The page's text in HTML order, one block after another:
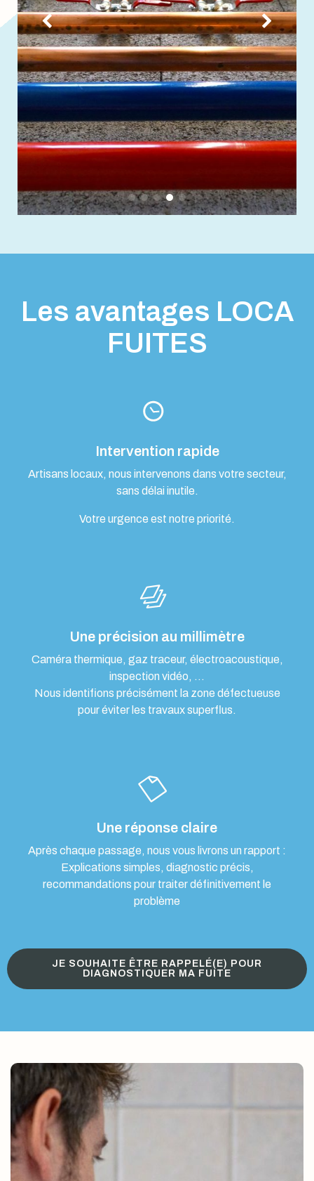
Les avantages LOCA
FUITES
Intervention rapide
Artisans locaux, nous intervenons dans votre secteur,
sans délai inutile.
Votre urgence est notre priorité.
Une précision au millimètre
Caméra thermique, gaz traceur, électroacoustique,
inspection vidéo, …
Nous identifions précisément la zone défectueuse
pour éviter les travaux superflus.
Une réponse claire
Après chaque passage, nous vous livrons un rapport :
Explications simples, diagnostic précis,
recommandations pour traiter définitivement le
problème
JE SOUHAITE ÊTRE RAPPELÉ(E) POUR
DIAGNOSTIQUER MA FUITE